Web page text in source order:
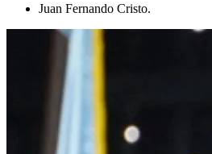
Juan Fernando Cristo.